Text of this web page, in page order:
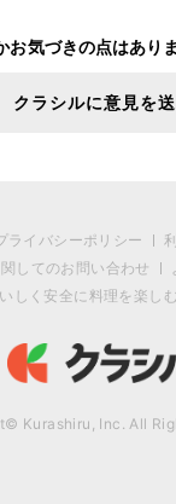
お気づきの点はあり
クラシルに意見を
ライバシーポリシー
してのお問い合わせ
しく安全に料理を楽し
Kurashiru, Inc. All